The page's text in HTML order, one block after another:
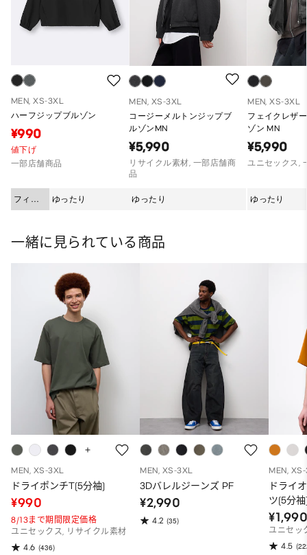
MEN, XS-3XL
ハーフジップブルゾン
¥990
値下げ
一部店舗商品
フィッ
ト
ゆったり
MEN, XS-3XL
コージーメルトンジップブ
ルゾンMN
¥5,990
リサイクル素材, 一部店舗商
品
ゆったり
MEN, XS-3XL
フェイクレザ
ゾン MN
¥5,990
ユニセックス,
ゆったり
一緒に見られている商品
MEN, XS-3XL
ドライポンチT(5分袖)
¥990
8/13まで期間限定価格
ユニセックス, リサイクル素材
4.6 (436)
MEN, XS-3XL
3Dバレルジーンズ PF
¥2,990
4.2 (35)
MEN,
ドライ
ツ(5分
ユニセッ
4.5